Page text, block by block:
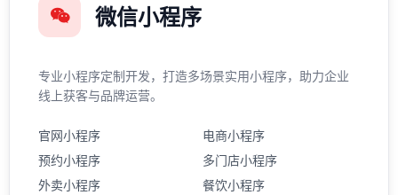
微信小程序
专业小程序定制开发，打造多场景实用小程序，助力企业
线上获客与品牌运营。
官网小程序
电商小程序
预约小程序
多门店小程序
外卖小程序
餐饮小程序